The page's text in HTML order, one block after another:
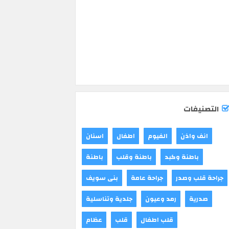
التصنيفات
اسنان اطفال الفيوم
انف واذن
باطنة
باطنة وقلب
باطنة وكبد
بنى سويف
جراحة عامة
جراحة قلب وصدر
جلدية وتناسلية
رمد وعيون
صدرية
عظام
قلب
قلب اطفال